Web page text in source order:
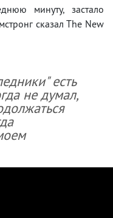
минуту, застало
сказал The New
есть
не думал,